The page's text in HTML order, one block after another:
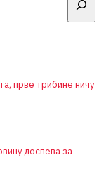
прве трибине ничу
доспева за